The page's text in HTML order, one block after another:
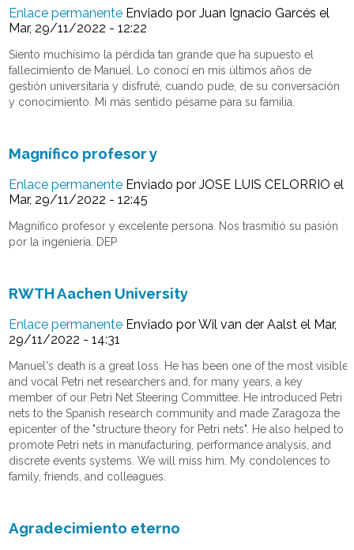
Enlace permanente Enviado porJuan Ignacio Garcés el
Mar, 29/11/2022 - 12:22
Siento muchísimo la pérdida tan grande que ha supuesto el
fallecimiento de Manuel. Lo conocí en mis últimos años de
gestión universitaria y disfruté, cuando pude, de su conversación
y conocimiento. Mi más sentido pésame para su familia.
Magnífico profesor y
Enlace permanente Enviado porJOSE LUIS CELORRIOel
Mar, 29/11/2022 - 12:45
Magnífico profesor y excelente persona. Nos trasmitió su pasión
por la ingeniería. DEP
RWTH Aachen University
Enlace permanente Enviado porWil van der Aalst el Mar,
29/11/2022 - 14:31
Manuel's death is a great loss. He has been one of the most visible
and vocal Petri net researchers and, for many years, a key
member of our Petri Net Steering Committee. He introduced Petri
nets to the Spanish research community and made Zaragoza the
epicenter of the "structure theory for Petri nets". He also helped to
promote Petri nets in manufacturing, performance analysis, and
discrete events systems. We will miss him. My condolences to
family, friends, and colleagues.
Agradecimiento eterno